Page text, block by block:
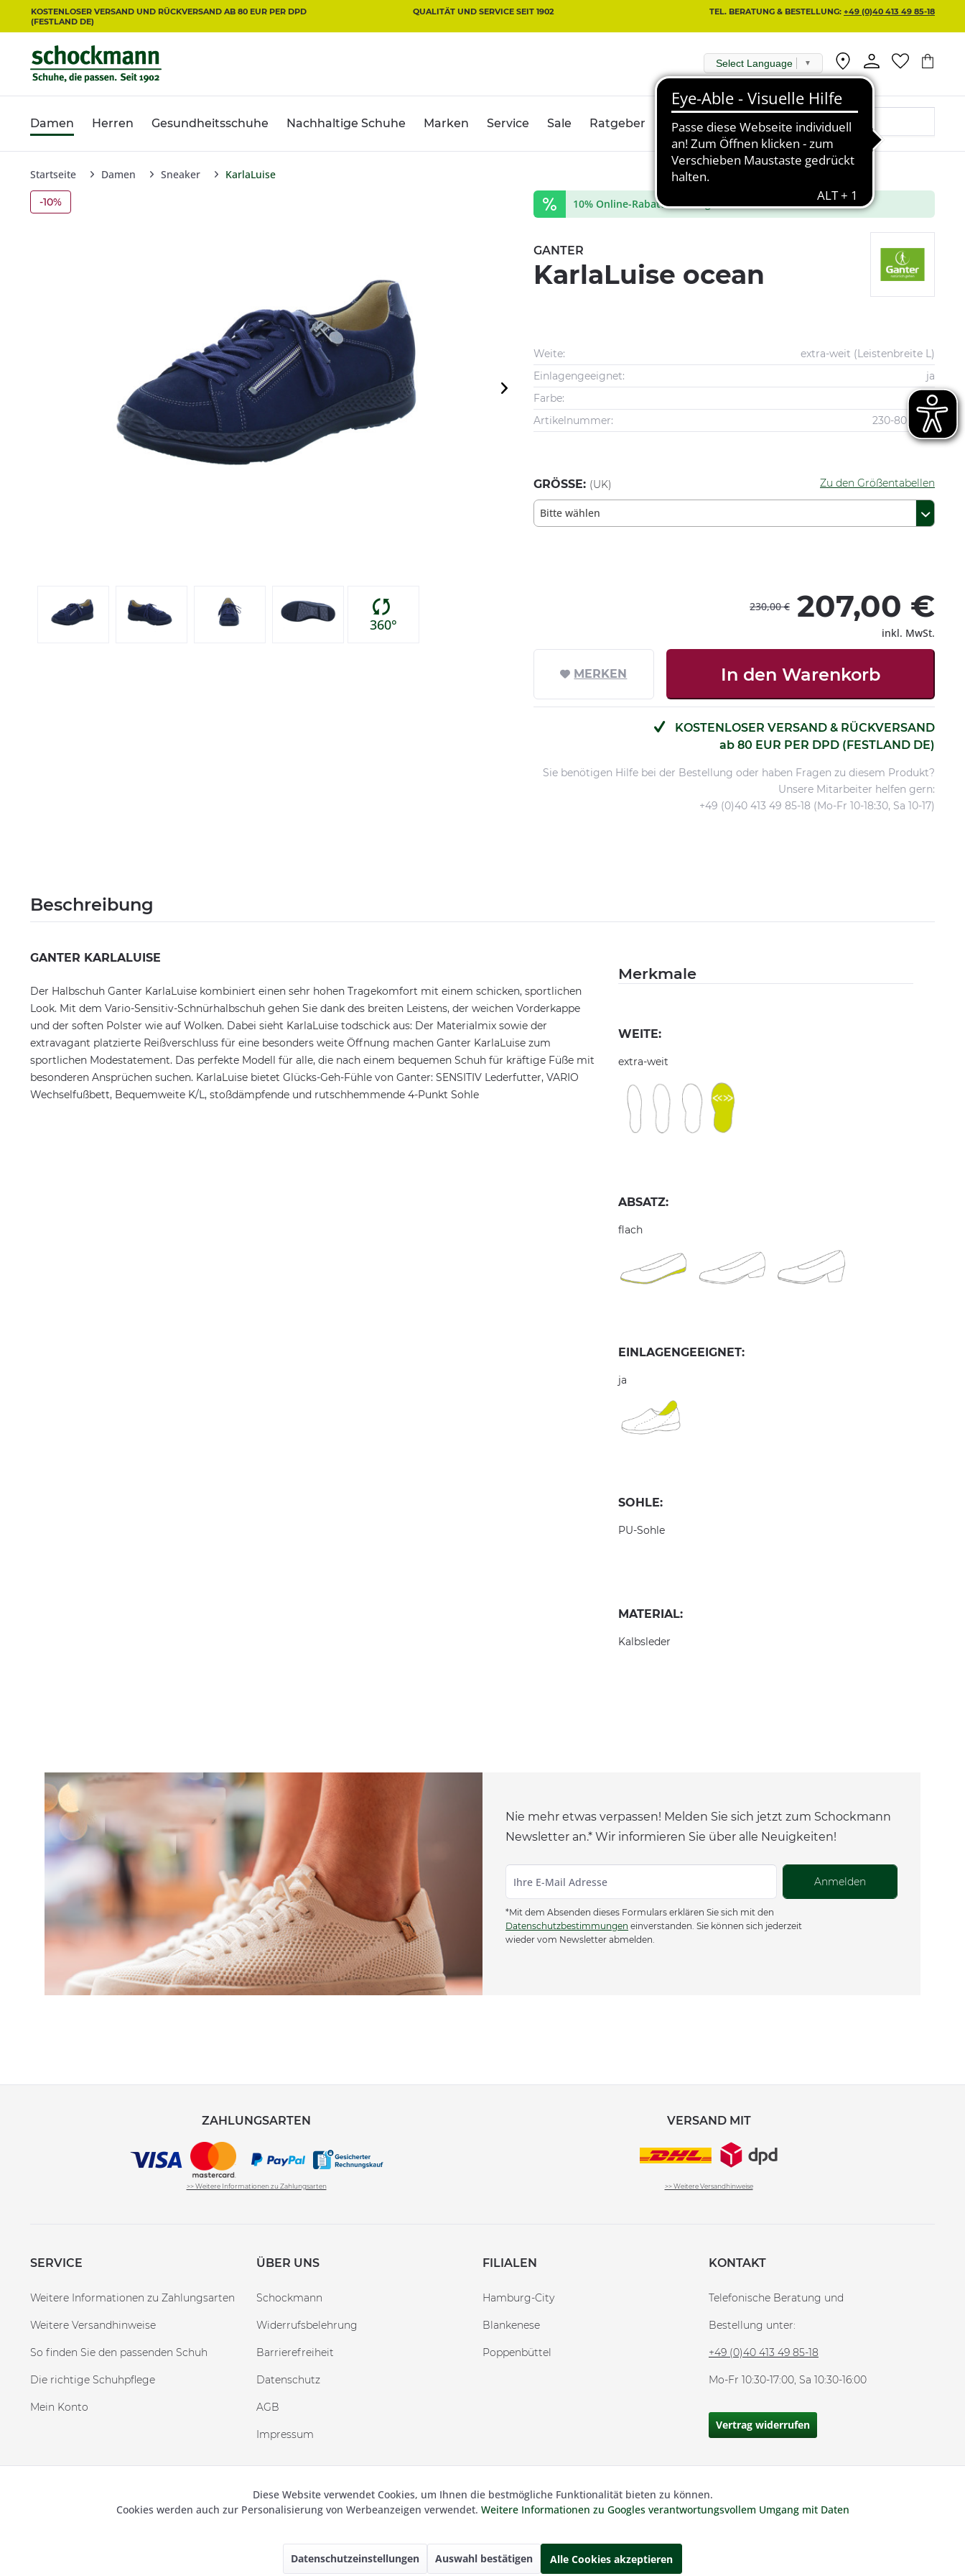
KOSTENLOSER VERSAND UND RÜCKVERSAND AB 80 EUR PER DPD
(FESTLAND DE)
QUALITÄT UND SERVICE SEIT 1902 TEL. BERATUNG & BESTELLUNG: +49 (0)40 413 49 85-18
Select Language ▼
Damen Herren Gesundheitsschuhe Nachhaltige Schuhe Marken Service Sale Ratgeber
Startseite Damen Sneaker KarlaLuise
-10%
360°
10% Online-Rabatt aus ausgewählte Marken
GANTER
KarlaLuise ocean
Weite:
extra-weit (Leistenbreite L)
Einlagengeeignet:
ja
Farbe:
blau
Artikelnummer:
230-80-0520
GRÖSSE: (UK) Zu den Größentabellen
Bitte wählen
207,00 €
230,00 €
inkl. MwSt.
MERKEN In den Warenkorb
KOSTENLOSER VERSAND & RÜCKVERSAND
ab 80 EUR PER DPD (FESTLAND DE)
Sie benötigen Hilfe bei der Bestellung oder haben Fragen zu diesem Produkt?
Unsere Mitarbeiter helfen gern:
+49 (0)40 413 49 85-18 (Mo-Fr 10-18:30, Sa 10-17)
Beschreibung
GANTER KARLALUISE
Der Halbschuh Ganter KarlaLuise kombiniert einen sehr hohen Tragekomfort mit einem schicken, sportlichen
Look. Mit dem Vario-Sensitiv-Schnürhalbschuh gehen Sie dank des breiten Leistens, der weichen Vorderkappe
und der soften Polster wie auf Wolken. Dabei sieht KarlaLuise todschick aus: Der Materialmix sowie der
extravagant platzierte Reißverschluss für eine besonders weite Öffnung machen Ganter KarlaLuise zum
sportlichen Modestatement. Das perfekte Modell für alle, die nach einem bequemen Schuh für kräftige Füße mit
besonderen Ansprüchen suchen. KarlaLuise bietet Glücks-Geh-Fühle von Ganter: SENSITIV Lederfutter, VARIO
Wechselfußbett, Bequemweite K/L, stoßdämpfende und rutschhemmende 4-Punkt Sohle
Merkmale
WEITE:
extra-weit
ABSATZ:
flach
EINLAGENGEEIGNET:
ja
SOHLE:
PU-Sohle
MATERIAL:
Kalbsleder
Nie mehr etwas verpassen! Melden Sie sich jetzt zum Schockmann
Newsletter an.* Wir informieren Sie über alle Neuigkeiten!
Anmelden
*Mit dem Absenden dieses Formulars erklären Sie sich mit den
Datenschutzbestimmungen einverstanden. Sie können sich jederzeit
wieder vom Newsletter abmelden.
ZAHLUNGSARTEN
>> Weitere Informationen zu Zahlungsarten
VERSAND MIT
>> Weitere Versandhinweise
SERVICE
Weitere Informationen zu Zahlungsarten
Weitere Versandhinweise
So finden Sie den passenden Schuh
Die richtige Schuhpflege
Mein Konto
ÜBER UNS
Schockmann
Widerrufsbelehrung
Barrierefreiheit
Datenschutz
AGB
Impressum
FILIALEN
Blankenese
Hamburg-City
Poppenbüttel
KONTAKT
Telefonische Beratung und
Bestellung unter:
+49 (0)40 413 49 85-18
Mo-Fr 10:30-17:00, Sa 10:30-16:00
Vertrag widerrufen
© 2019 Besser Gehen Schockmann GmbH. Alle Preise inkl. der gesetzl. MwSt und zzgl.
Diese Website verwendet Cookies, um Ihnen die bestmögliche Funktionalität bieten zu können.
Cookies werden auch zur Personalisierung von Werbeanzeigen verwendet. Weitere Informationen zu Googles verantwortungsvollem Umgang mit Daten
Datenschutzeinstellungen Auswahl bestätigen Alle Cookies akzeptieren